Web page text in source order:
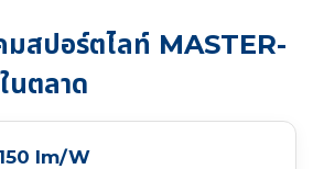
มสปอร์ตไลท์ MASTER-
นตลาด
lm/W